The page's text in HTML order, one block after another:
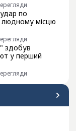
по
місцю
здобув
у перший